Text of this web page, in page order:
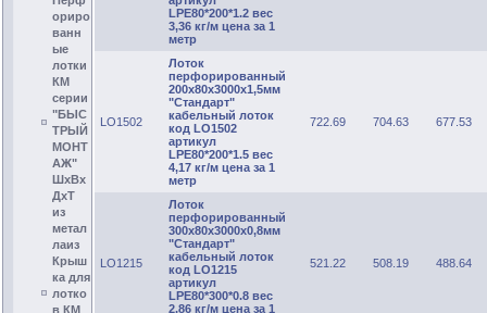
ориро
ванн
ые
лотки
КМ
серии
"БЫС
ТРЫЙ
МОНТ
АЖ"
ШхВх
ДхТ
из
метал
лаиз
Крыш
ка для
лотко
в КМ
LPE80*200*1.2 вес
3,36 кг/м цена за 1
метр
LO1502
Лоток
перфорированный
200х80х3000х1,5мм
"Стандарт"
кабельный лоток
код LO1502
артикул
LPE80*200*1.5 вес
4,17 кг/м цена за 1
метр
722.69 704.63 677.53
LO1215
Лоток
перфорированный
300х80х3000х0,8мм
"Стандарт"
кабельный лоток
код LO1215
артикул
LPE80*300*0.8 вес
2,86 кг/м цена за 1
521.22 508.19 488.64